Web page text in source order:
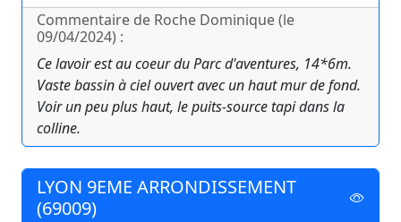
Commentaire de Roche Dominique (le
09/04/2024) :
Ce lavoir est au coeur du Parc d'aventures, 14*6m.
Vaste bassin à ciel ouvert avec un haut mur de fond.
Voir un peu plus haut, le puits-source tapi dans la
colline.
LYON 9EME ARRONDISSEMENT
(69009)